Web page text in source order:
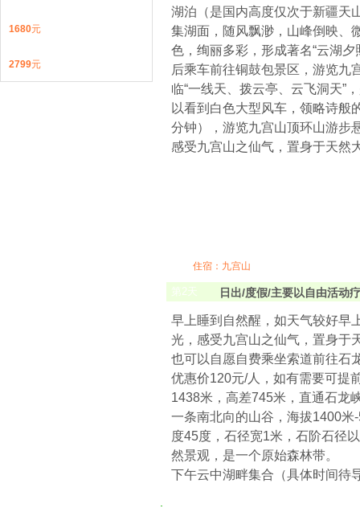
湖泊（是国内高度仅次于新疆天
集湖面，随风飘渺，山峰倒映、
色，绚丽多彩，形成著名“云湖夕
后乘车前往铜鼓包景区，游览九
临“一线天、拨云亭、云飞洞天”
以看到白色大型风车，领略诗般
分钟），游览九宫山顶环山游步
感受九宫山之仙气，置身于天然
住宿：九宫山
第2天 日出/度假/主要以自由活动
早上睡到自然醒，如天气较好早
光，感受九宫山之仙气，置身于
也可以自愿自费乘坐索道前往石
优惠价120元/人，如有需要可提
1438米，高差745米，直通石龙
一条南北向的山谷，海拔1400
度45度，石径宽1米，石阶石径
然景观，是一个原始森林带。
下午云中湖畔集合（具体时间待
1680元
2799元